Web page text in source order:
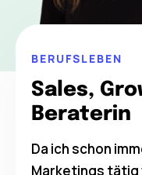
BERUFSLEBEN
Sales,
Beraterin
Da ich schon
Marketings tätig